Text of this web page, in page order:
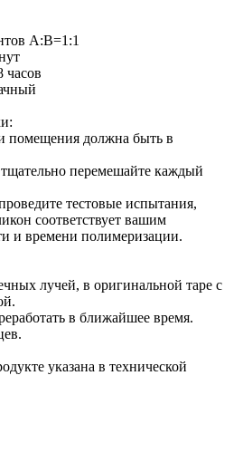
А:В=1:1
часов
помещения должна быть в
перемешайте каждый
тестовые испытания,
соответствует вашим
и времени полимеризации.
лучей, в оригинальной таре с
в ближайшее время.
указана в технической